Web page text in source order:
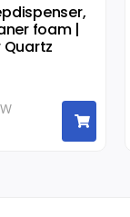
foam |
Quartz